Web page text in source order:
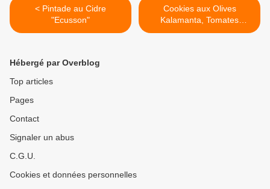
< Pintade au Cidre
"Ecusson"
Cookies aux Olives
Kalamanta, Tomates
séchées et Chèvre >
Hébergé par Overblog
Top articles
Pages
Contact
Signaler un abus
C.G.U.
Cookies et données personnelles